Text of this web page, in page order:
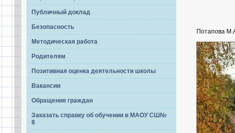
Публичный доклад
Безопасность
Методическая работа
Родителям
Позитивная оценка деятельности школы
Вакансии
Обращения граждан
Заказать справку об обучении в МАОУ СШ№
8
Потапова